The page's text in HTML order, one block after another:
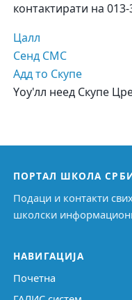
контактирати на
Цалл
Сенд СМС
Адд то Скyпе
Yоу'лл неед Скyпе
ПОРТАЛ ШКОЛА
Подаци и контакти
школски
НАВИГАЦИЈА
Почетна